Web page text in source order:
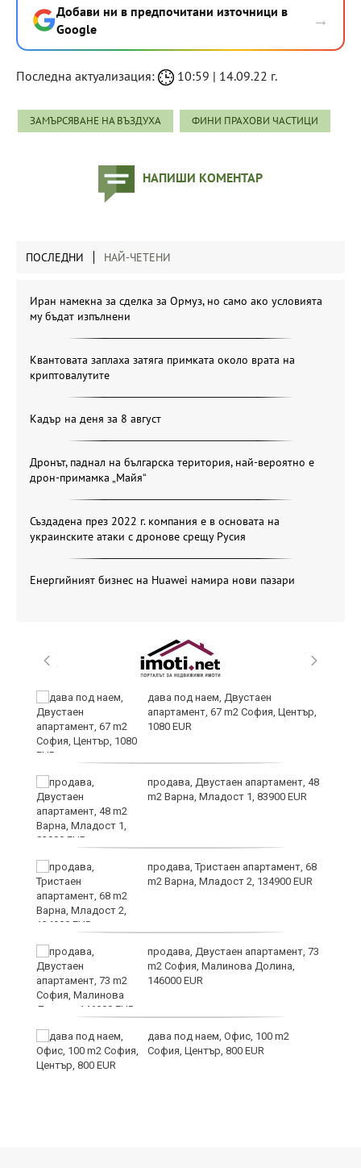
Добави ни в предпочитани източници в
Google
→
Последна актуализация: 10:59 | 14.09.22 г.
ЗАМЪРСЯВАНЕ НА ВЪЗДУХА ФИНИ ПРАХОВИ ЧАСТИЦИ
НАПИШИ КОМЕНТАР
ПОСЛЕДНИ НАЙ-ЧЕТЕНИ
Иран намекна за сделка за Ормуз, но само ако условията
му бъдат изпълнени
Квантовата заплаха затяга примката около врата на
криптовалутите
Кадър на деня за 8 август
Дронът, паднал на българска територия, най-вероятно е
дрон-примамка „Майя“
Създадена през 2022 г. компания е в основата на
украинските атаки с дронове срещу Русия
Енергийният бизнес на Huawei намира нови пазари
дава под наем, Двустаен
апартамент, 67 m2 София, Център,
1080 EUR
продава, Двустаен апартамент, 48
m2 Варна, Младост 1, 83900 EUR
продава, Тристаен апартамент, 68
m2 Варна, Младост 2, 134900 EUR
продава, Двустаен апартамент, 73
m2 София, Малинова Долина,
146000 EUR
дава под наем, Офис, 100 m2
София, Център, 800 EUR